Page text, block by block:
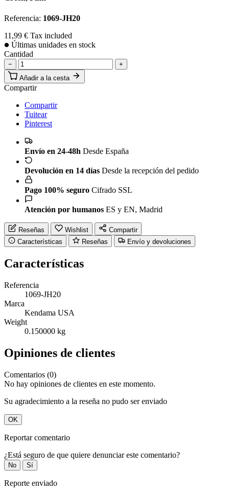
Referencia: 1069-JH20
11,99 € Tax included
Últimas unidades en stock
Cantidad
−
+
Añadir a la cesta
Compartir
Compartir
Tuitear
Pinterest
Envío en 24-48h Desde España
Devolución en 14 días Desde la recepción del pedido
Pago 100% seguro Cifrado SSL
Atención por humanos ES y EN, Madrid
Reseñas Wishlist
Compartir
Características
Reseñas Envío y devoluciones
Características
Referencia
1069-JH20
Marca
Kendama USA
Weight
0.150000 kg
Opiniones de clientes
Comentarios (0)
No hay opiniones de clientes en este momento.
Su agradecimiento a la reseña no pudo ser enviado
OK
Reportar comentario
¿Está seguro de que quiere denunciar este comentario?
No Sí
Reporte enviado